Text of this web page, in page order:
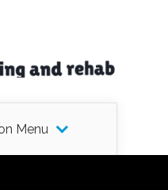
Menu